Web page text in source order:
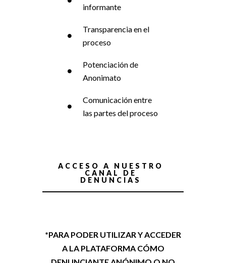
informante
Transparencia en el
proceso
Potenciación de
Anonimato
Comunicación entre
las partes del proceso
ACCESO A NUESTRO
CANAL DE
DENUNCIAS
*PARA PODER UTILIZAR Y ACCEDER
A LA PLATAFORMA CÓMO